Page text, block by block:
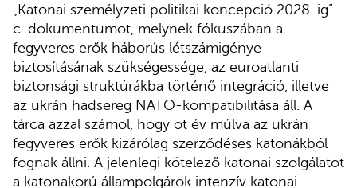
„Katonai személyzeti politikai koncepció 2028-ig”
c. dokumentumot, melynek fókuszában a
fegyveres erők háborús létszámigénye
biztosításának szükségessége, az euroatlanti
biztonsági struktúrákba történő integráció, illetve
az ukrán hadsereg NATO-kompatibilitása áll. A
tárca azzal számol, hogy öt év múlva az ukrán
fegyveres erők kizárólag szerződéses katonákból
fognak állni. A jelenlegi kötelező katonai szolgálatot
a katonakorú állampolgárok intenzív katonai